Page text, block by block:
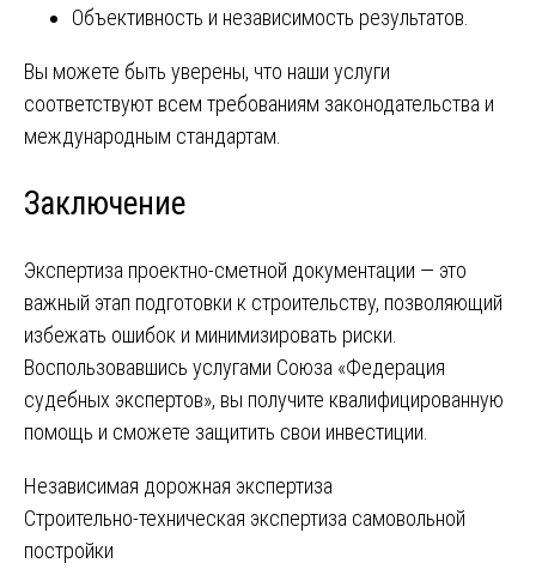
Объективность и независимость результатов.
Вы можете быть уверены, что наши услуги
соответствуют всем требованиям законодательства и
международным стандартам.
Заключение
Экспертиза проектно-сметной документации — это
важный этап подготовки к строительству, позволяющий
избежать ошибок и минимизировать риски.
Воспользовавшись услугами Союза «Федерация
судебных экспертов», вы получите квалифицированную
помощь и сможете защитить свои инвестиции.
Навигация
по
Независимая дорожная экспертиза
Строительно-техническая экспертиза самовольной
постройки